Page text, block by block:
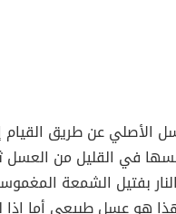
الأصلي عن طريق القيام
في القليل من العسل
بفتيل الشمعة
هو عسل طبيعي أما